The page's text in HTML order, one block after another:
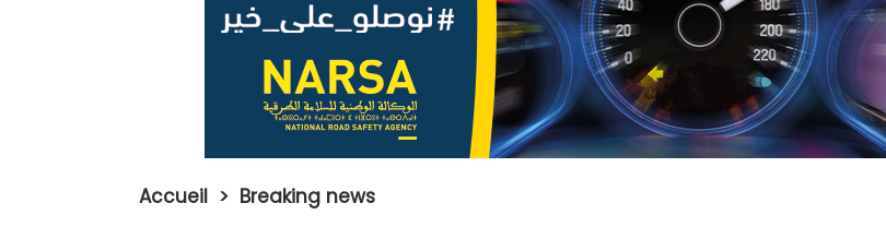
Accueil > Breaking news